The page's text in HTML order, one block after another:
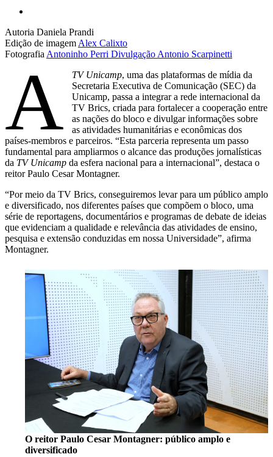
Autoria Daniela Prandi
Edição de imagem Alex Calixto
Fotografia Antoninho Perri Divulgação Antonio Scarpinetti
A TV Unicamp, uma das plataformas de mídia da
Secretaria Executiva de Comunicação (SEC) da
Unicamp, passa a integrar a rede internacional da
TV Brics, criada para fortalecer a cooperação entre
as nações do bloco e divulgar informações sobre
as atividades humanitárias e econômicas dos
países-membros e parceiros. “Esta parceria representa um passo
fundamental para ampliarmos o alcance das produções jornalísticas
da TV Unicamp da esfera nacional para a internacional”, destaca o
reitor Paulo Cesar Montagner.
“Por meio da TV Brics, conseguiremos levar para um público amplo
e diversificado, nos diferentes países que compõem o bloco, uma
série de reportagens, documentários e programas de debate de ideias
que evidenciam a qualidade e relevância das atividades de ensino,
pesquisa e extensão conduzidas em nossa Universidade”, afirma
Montagner.
O reitor Paulo Cesar Montagner: público amplo e
diversificado